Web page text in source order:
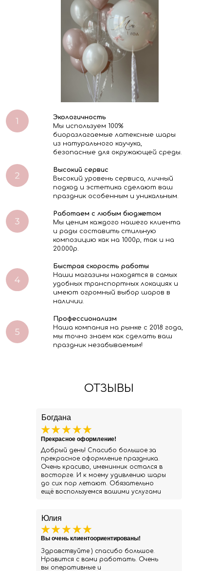
Экологичность
Мы используем 100%
биоразлагаемые латексные шары
из натурального каучука,
безопасные для окружающей среды.
Высокий сервис
Высокий уровень сервиса, личный
подход и эстетика сделают ваш
праздник особенным и уникальным.
Работаем с любым бюджетом
Мы ценим каждого нашего клиента
и рады составить стильную
композицию как на 1000р, так и на
20.000р.
Быстрая скорость работы
Наши магазины находятся в самых
удобных транспортных локациях и
имеют огромный выбор шаров в
наличии.
Профессионализм
Наша компания на рынке с 2018 года,
мы точно знаем как сделать ваш
праздник незабываемым!
ОТЗЫВЫ
Юлия
Здравствуйте ) спасибо большое.
Нравится с вами работать. Очень
вы оперативные и
Вы очень клиентоориентированы!
Богдана
Добрый день! Спасибо большое за
прекрасное оформление праздника.
Очень красиво, именинник остался в
восторге. И к моему удивлению шары
до сих пор летают. Обязательно
ещё воспользуемся вашими услугами
Прекрасное оформление!